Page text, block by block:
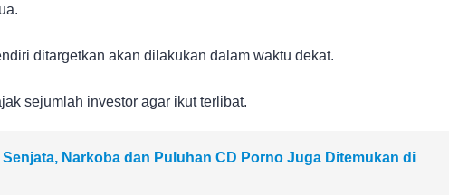
ditargetkan akan dilakukan dalam waktu dekat.
sejumlah investor agar ikut terlibat.
Senjata, Narkoba dan Puluhan CD Porno Juga Ditemukan di